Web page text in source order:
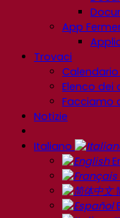
App
Trovaci
Elenco dei
Facciamo
Notizie
Italiano